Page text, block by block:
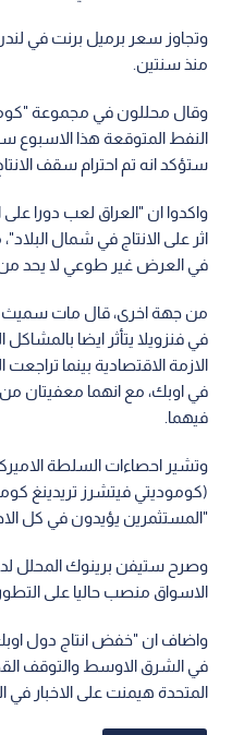
وتجاوز سعر برميل برنت في لندن
منذ سنتين.
وقال محللون في مجموعة
النفط المتوقعة هذا الاسبوع
ستؤكد انه تم احترام سقف
واكدوا ان "العراق لعب دورا على
اثر على الانتاج في شمال
في العرض غير طوعي لا يحد من
من جهة اخرى، قال مات سميث
في فنزويلا يتأثر ايضا بالمشاكل
الازمة الاقتصادية بينما
في اوبك، مع انهما معفيتان
فيهما.
وتشير احصاءات السلطة
(كوموديتي فيتشرز تريدينغ
"المستثمرين يؤيدون في كل
وصرح ستيفن برينوك المحلل
الاسواق منصب حاليا على
واضاف ان "خفض انتاج دول اوبك
في الشرق الاوسط والتوقف
المتحدة هيمنت على الاخبار في